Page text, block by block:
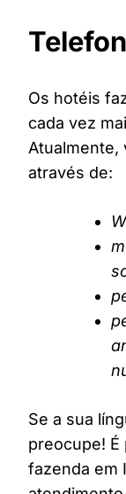
Os hotéis
cada vez
Atualmente,
através de:
Se a sua
preocupe!
fazenda em